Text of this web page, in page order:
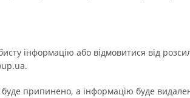
інформацію або відмовитися від
припинено, а інформацію буде